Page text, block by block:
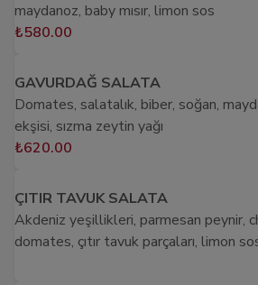
maydanoz, baby mısır, limon sos
₺580.00
GAVURDAĞ SALATA
Domates, salatalık, biber, soğan,
ekşisi, sızma zeytin yağı
₺620.00
ÇITIR TAVUK SALATA
Akdeniz yeşillikleri, parmesan peynir,
domates, çıtır tavuk parçaları, limon